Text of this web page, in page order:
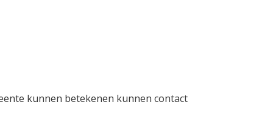
kunnen betekenen kunnen contact